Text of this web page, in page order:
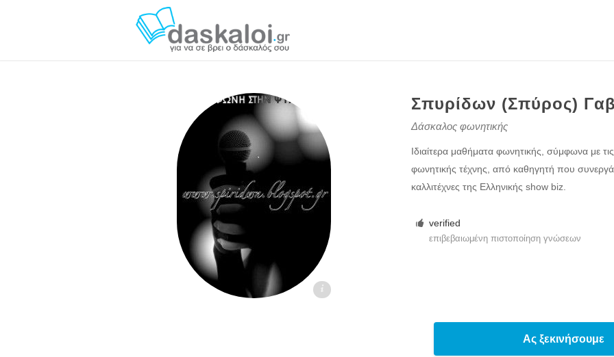
Σπυρίδων Γαβρίλης daskaloi.gr
Σπυρίδων (Σπύρος)
Δάσκαλος φωνητικής
Ιδιαίτερα μαθήματα φωνητικής, σύμφωνα με τις
φωνητικής τέχνης, από καθηγητή που
καλλιτέχνες της Ελληνικής show biz.
verified
επιβεβαιωμένη πιστοποίηση γνώσεων
Ας ξεκινήσουμε